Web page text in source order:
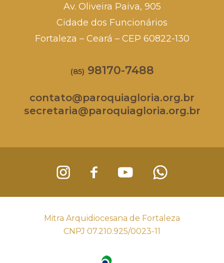
Av. Oliveira Paiva, 905
Cidade dos Funcionários
Fortaleza – Ceará – CEP 60822-130
(85) 98170-7488
contato@paroquiagloria.org.br
secretaria@paroquiagloria.org.br
Mitra Arquidiocesana de Fortaleza
CNPJ 07.210.925/0023-11